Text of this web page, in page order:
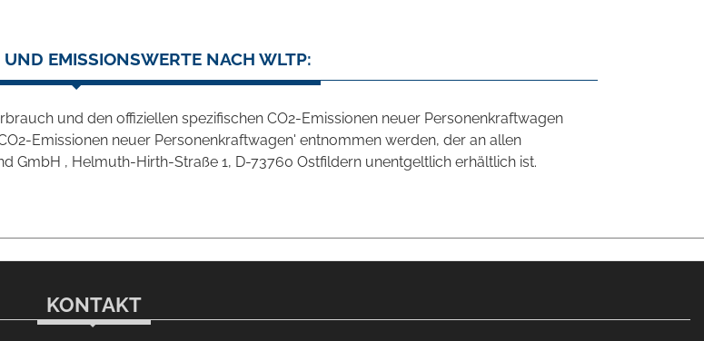
EMISSIONSWERTE NACH WLTP:
und den offiziellen spezifischen CO2-Emissionen neuer Personenkraftwagen
Emissionen neuer Personenkraftwagen' entnommen werden, der an allen
GmbH , Helmuth-Hirth-Straße 1, D-73760 Ostfildern unentgeltlich erhältlich ist.
KONTAKT